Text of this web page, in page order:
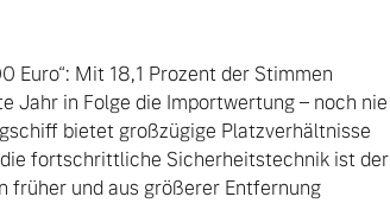
Euro“: Mit 18,1 Prozent der Stimmen
Jahr in Folge die Importwertung – noch nie
bietet großzügige Platzverhältnisse
fortschrittliche Sicherheitstechnik ist der
früher und aus größerer Entfernung